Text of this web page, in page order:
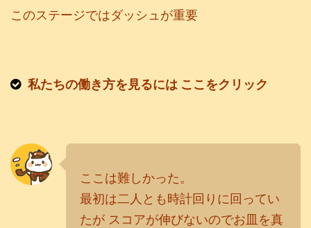
このステージではダッシュが重要
私たちの働き方を見るには ここをクリック
ここは難しかった。
最初は二人とも時計回りに回ってい
たが スコアが伸びないのでお皿を真